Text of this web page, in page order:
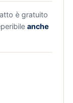
è gratuito
anche